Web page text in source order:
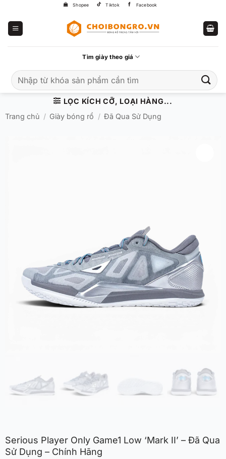
Shopee Tiktok Facebook
Tìm giày theo giá
kiếm:
LỌC KÍCH CỠ, LOẠI HÀNG...
Trang chủ / Giày bóng rổ / Đã Qua Sử Dụng
Serious Player Only Game1 Low ‘Mark II’ – Đã Qua
Sử Dụng – Chính Hãng